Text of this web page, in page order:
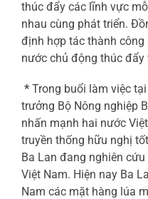
thúc đẩy các lĩnh vực
nhau cùng phát triển.
định hợp tác thành
nước chủ động thúc đẩy
* Trong buổi làm việc
trưởng Bộ Nông nghiệp
nhấn mạnh hai nước
truyền thống hữu nghị
Ba Lan đang nghiên
Việt Nam. Hiện nay Ba
Nam các mặt hàng lúa